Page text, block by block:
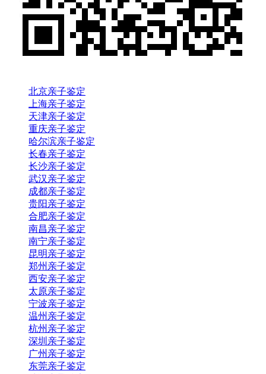
北京亲子鉴定
上海亲子鉴定
天津亲子鉴定
重庆亲子鉴定
哈尔滨亲子鉴定
长春亲子鉴定
长沙亲子鉴定
武汉亲子鉴定
成都亲子鉴定
贵阳亲子鉴定
合肥亲子鉴定
南昌亲子鉴定
南宁亲子鉴定
昆明亲子鉴定
郑州亲子鉴定
西安亲子鉴定
太原亲子鉴定
宁波亲子鉴定
温州亲子鉴定
杭州亲子鉴定
深圳亲子鉴定
广州亲子鉴定
东莞亲子鉴定